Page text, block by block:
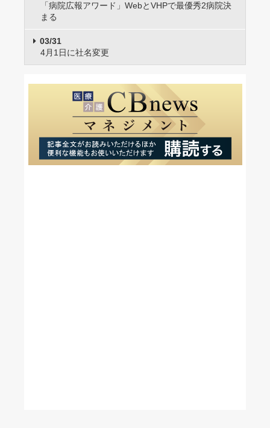
「病院広報アワード」WebとVHPで最優秀2病院決
まる
03/31
4月1日に社名変更